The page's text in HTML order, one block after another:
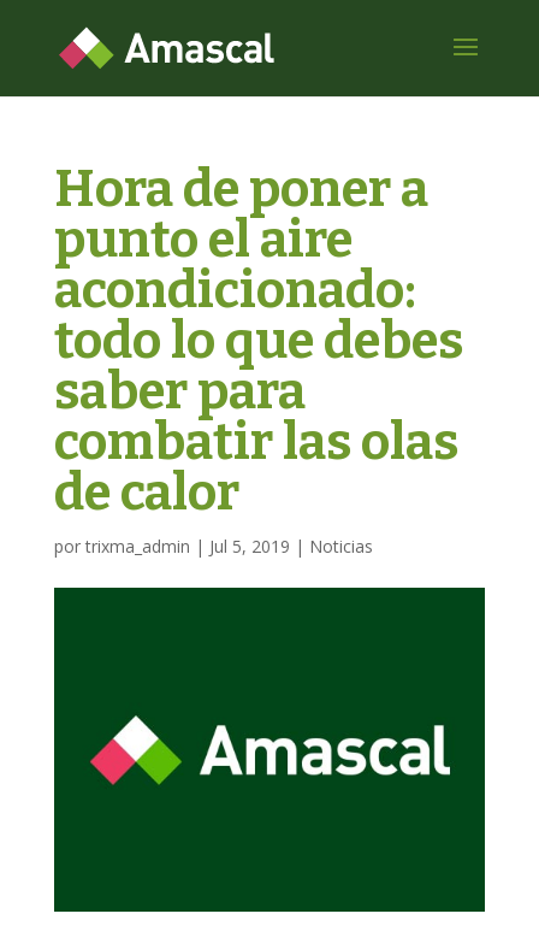
Hora de poner a
punto el aire
acondicionado:
todo lo que debes
saber para
combatir las olas
de calor
portrixma_admin | Jul 5, 2019 | Noticias